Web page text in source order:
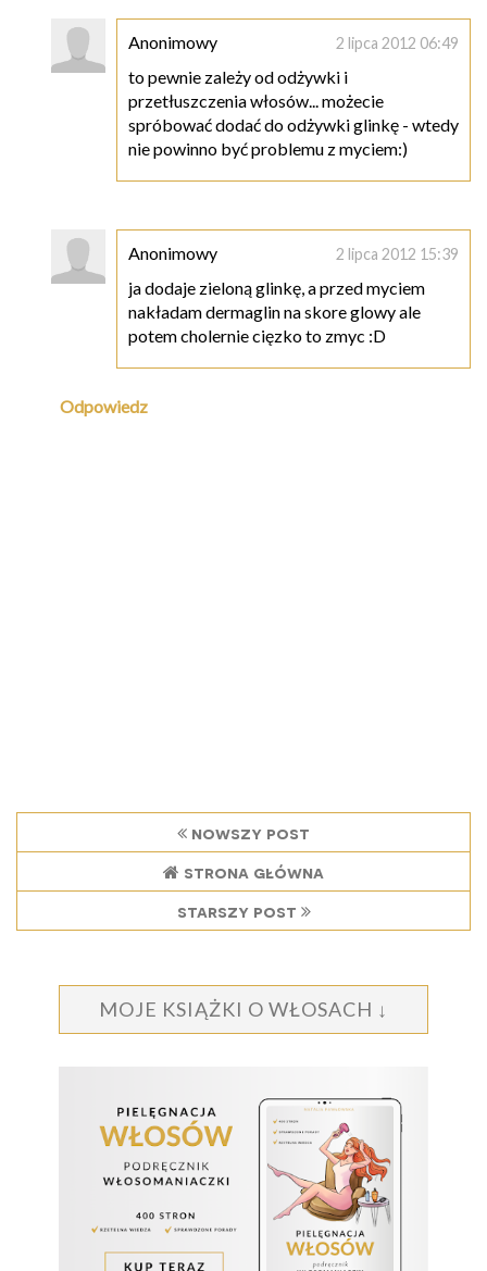
Anonimowy 2 lipca 2012 06:49
to pewnie zależy od odżywki i
przetłuszczenia włosów... możecie
spróbować dodać do odżywki glinkę - wtedy
nie powinno być problemu z myciem:)
Anonimowy 2 lipca 2012 15:39
ja dodaje zieloną glinkę, a przed myciem
nakładam dermaglin na skore glowy ale
potem cholernie cięzko to zmyc :D
Odpowiedz
nowszy post
strona główna
starszy post
MOJE KSIĄŻKI O WŁOSACH ↓